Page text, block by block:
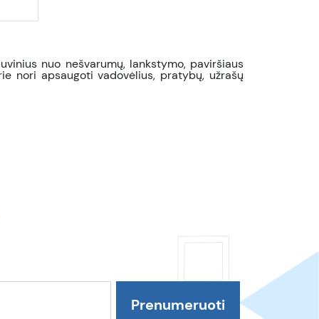
nuo nešvarumų, lankstymo, paviršiaus
nori apsaugoti vadovėlius, pratybų, užrašų
jų ieškoti? Siūlome pasinaudoti pirkimo